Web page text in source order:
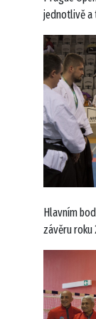
jednotlivě a
Hlavním
závěru roku